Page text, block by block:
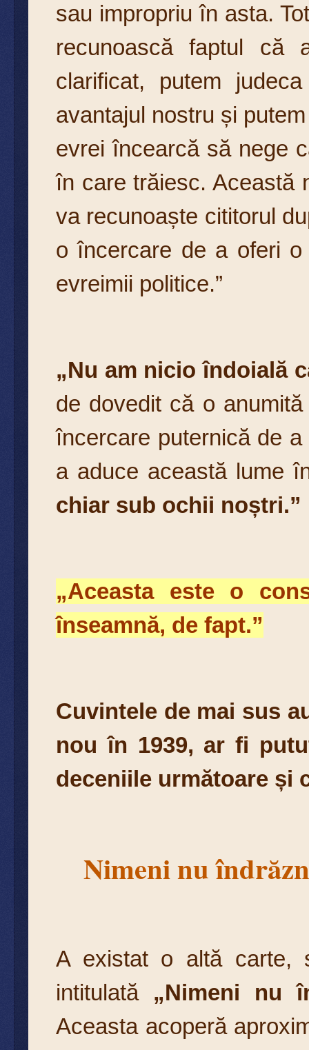
sau impropriu în asta.
recunoască faptul că
clarificat, putem
avantajul nostru și
evrei încearcă să nege
în care trăiesc. Această
va recunoaște cititorul
o încercare de a oferi
evreimii politice.”
„Nu am nicio îndoială
de dovedit că o
încercare puternică de
a aduce această lume
chiar sub ochii noștri.”
„Aceasta este o
înseamnă, de fapt.”
Cuvintele de mai sus
nou în 1939, ar fi
deceniile următoare și
Nimeni nu
A existat o altă
intitulată „Nimeni nu
Aceasta acoperă